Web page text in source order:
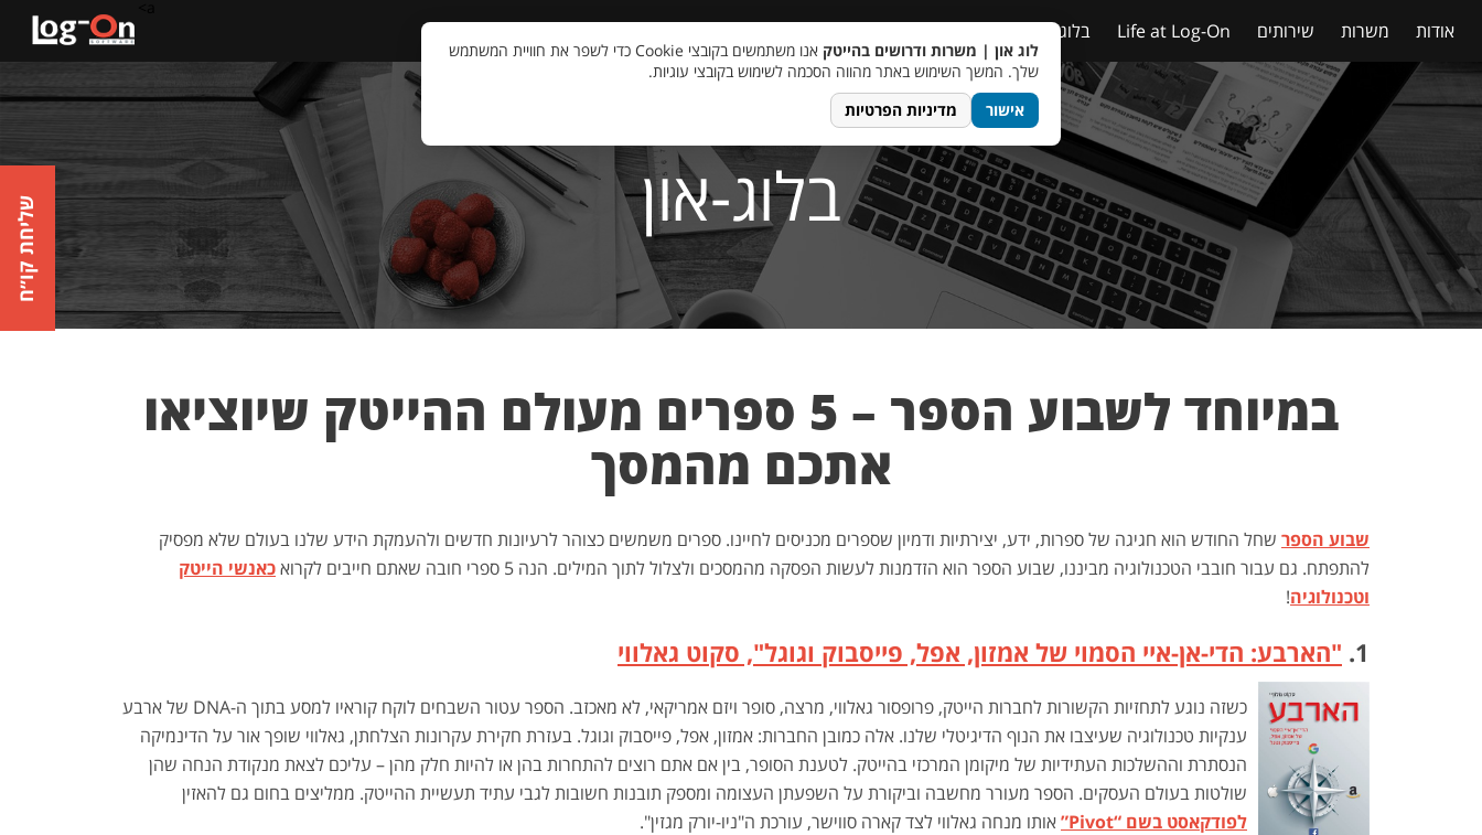
אודות משרות שירותים Life at Log-On בלוג
בלוג-און
במיוחד לשבוע הספר – 5 ספרים מעולם ההייטק שיוציאו
אתכם מהמסך
שבוע הספר שחל החודש הוא חגיגה של ספרות, ידע, יצירתיות ודמיון שספרים מכניסים לחיינו. ספרים משמשים כצוהר לרעיונות חדשים ולהעמקת הידע שלנו בעולם שלא מפסיק
להתפתח. גם עבור חובבי הטכנולוגיה מביננו, שבוע הספר הוא הזדמנות לעשות הפסקה מהמסכים ולצלול לתוך המילים. הנה 5 ספרי חובה שאתם חייבים לקרוא
כאנשי הייטק
וטכנולוגיה!
1. "הארבע: הדי-אן-איי הסמוי של אמזון, אפל, פייסבוק וגוגל", סקוט גאלווי
כשזה נוגע לתחזיות הקשורות לחברות הייטק, פרופסור גאלווי, מרצה, סופר ויזם אמריקאי, לא מאכזב. הספר עטור השבחים לוקח קוראיו למסע בתוך ה-DNA של ארבע
ענקיות טכנולוגיה שעיצבו את הנוף הדיגיטלי שלנו. אלה כמובן החברות: אמזון, אפל, פייסבוק וגוגל. בעזרת חקירת עקרונות הצלחתן, גאלווי שופך אור על הדינמיקה
הנסתרת וההשלכות העתידיות של מיקומן המרכזי בהייטק. לטענת הסופר, בין אם אתם רוצים להתחרות בהן או להיות חלק מהן – עליכם לצאת מנקודת הנחה שהן
שולטות בעולם העסקים. הספר מעורר מחשבה וביקורת על השפעתן העצומה ומספק תובנות חשובות לגבי עתיד תעשיית ההייטק. ממליצים בחום גם להאזין
לפודקאסט בשם “Pivot”
אותו מנחה גאלווי לצד קארה סווישר, עורכת ה"ניו-יורק מגזין".
לוג און | משרות ודרושים בהייטק
אנו משתמשים בקובצי Cookie כדי לשפר את חוויית המשתמש
שלך. המשך השימוש באתר מהווה הסכמה לשימוש בקובצי עוגיות.
אישור
מדיניות הפרטיות
שליחת קו״ח